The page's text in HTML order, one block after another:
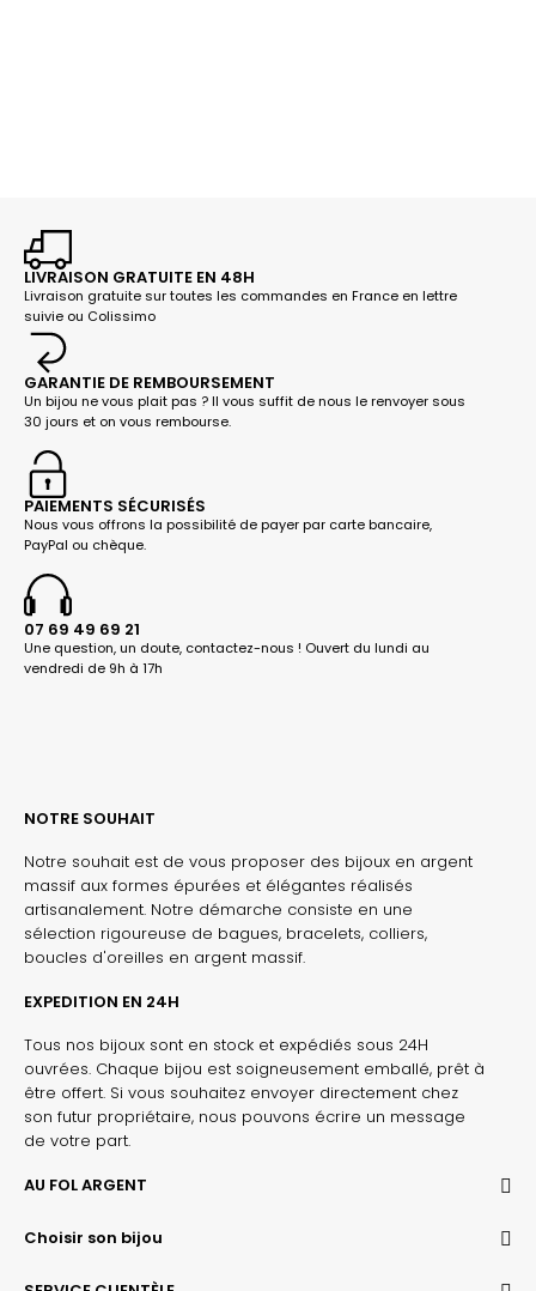
LIVRAISON GRATUITE EN 48H
Livraison gratuite sur toutes les commandes en France en lettre
suivie ou Colissimo
GARANTIE DE REMBOURSEMENT
Un bijou ne vous plait pas ? Il vous suffit de nous le renvoyer sous
30 jours et on vous rembourse.
PAIEMENTS SÉCURISÉS
Nous vous offrons la possibilité de payer par carte bancaire,
PayPal ou chèque.
07 69 49 69 21
Une question, un doute, contactez-nous ! Ouvert du lundi au
vendredi de 9h à 17h
NOTRE SOUHAIT
Notre souhait est de vous proposer des bijoux en argent
massif aux formes épurées et élégantes réalisés
artisanalement. Notre démarche consiste en une
sélection rigoureuse de bagues, bracelets, colliers,
boucles d'oreilles en argent massif.
EXPEDITION EN 24H
Tous nos bijoux sont en stock et expédiés sous 24H
ouvrées. Chaque bijou est soigneusement emballé, prêt à
être offert. Si vous souhaitez envoyer directement chez
son futur propriétaire, nous pouvons écrire un message
de votre part.
AU FOL ARGENT
Choisir son bijou